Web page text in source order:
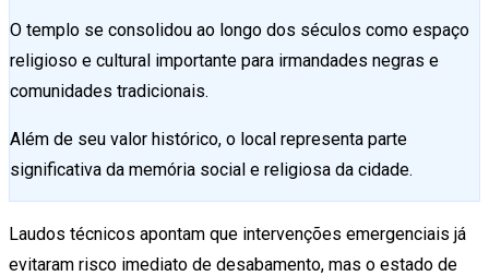
O templo se consolidou ao longo dos séculos como espaço
religioso e cultural importante para irmandades negras e
comunidades tradicionais.
Além de seu valor histórico, o local representa parte
significativa da memória social e religiosa da cidade.
Laudos técnicos apontam que intervenções emergenciais já
evitaram risco imediato de desabamento, mas o estado de